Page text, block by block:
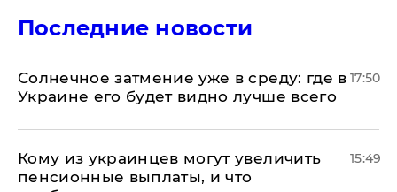
Последние новости
​Солнечное затмение уже в среду: где в
Украине его будет видно лучше всего
17:50
Кому из украинцев могут увеличить
пенсионные выплаты, и что
15:49